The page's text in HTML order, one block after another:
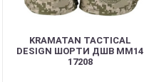
KRAMATAN TACTICAL
DESIGN ШОРТИ ДШВ ММ14
17208